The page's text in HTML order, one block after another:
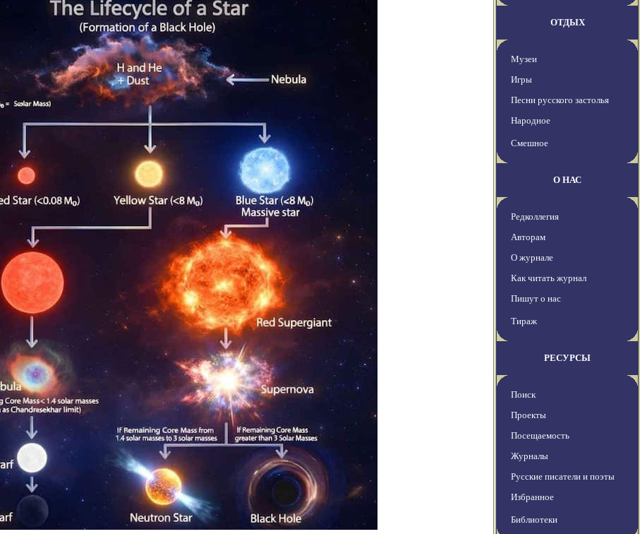
ОТДЫХ
Музеи
Игры
Песни русского застолья
Народное
Смешное
О НАС
Редколлегия
Авторам
О журнале
Как читать журнал
Пишут о нас
Тираж
РЕСУРСЫ
Поиск
Проекты
Посещаемость
Журналы
Русские писатели и поэты
Избранное
Библиотеки